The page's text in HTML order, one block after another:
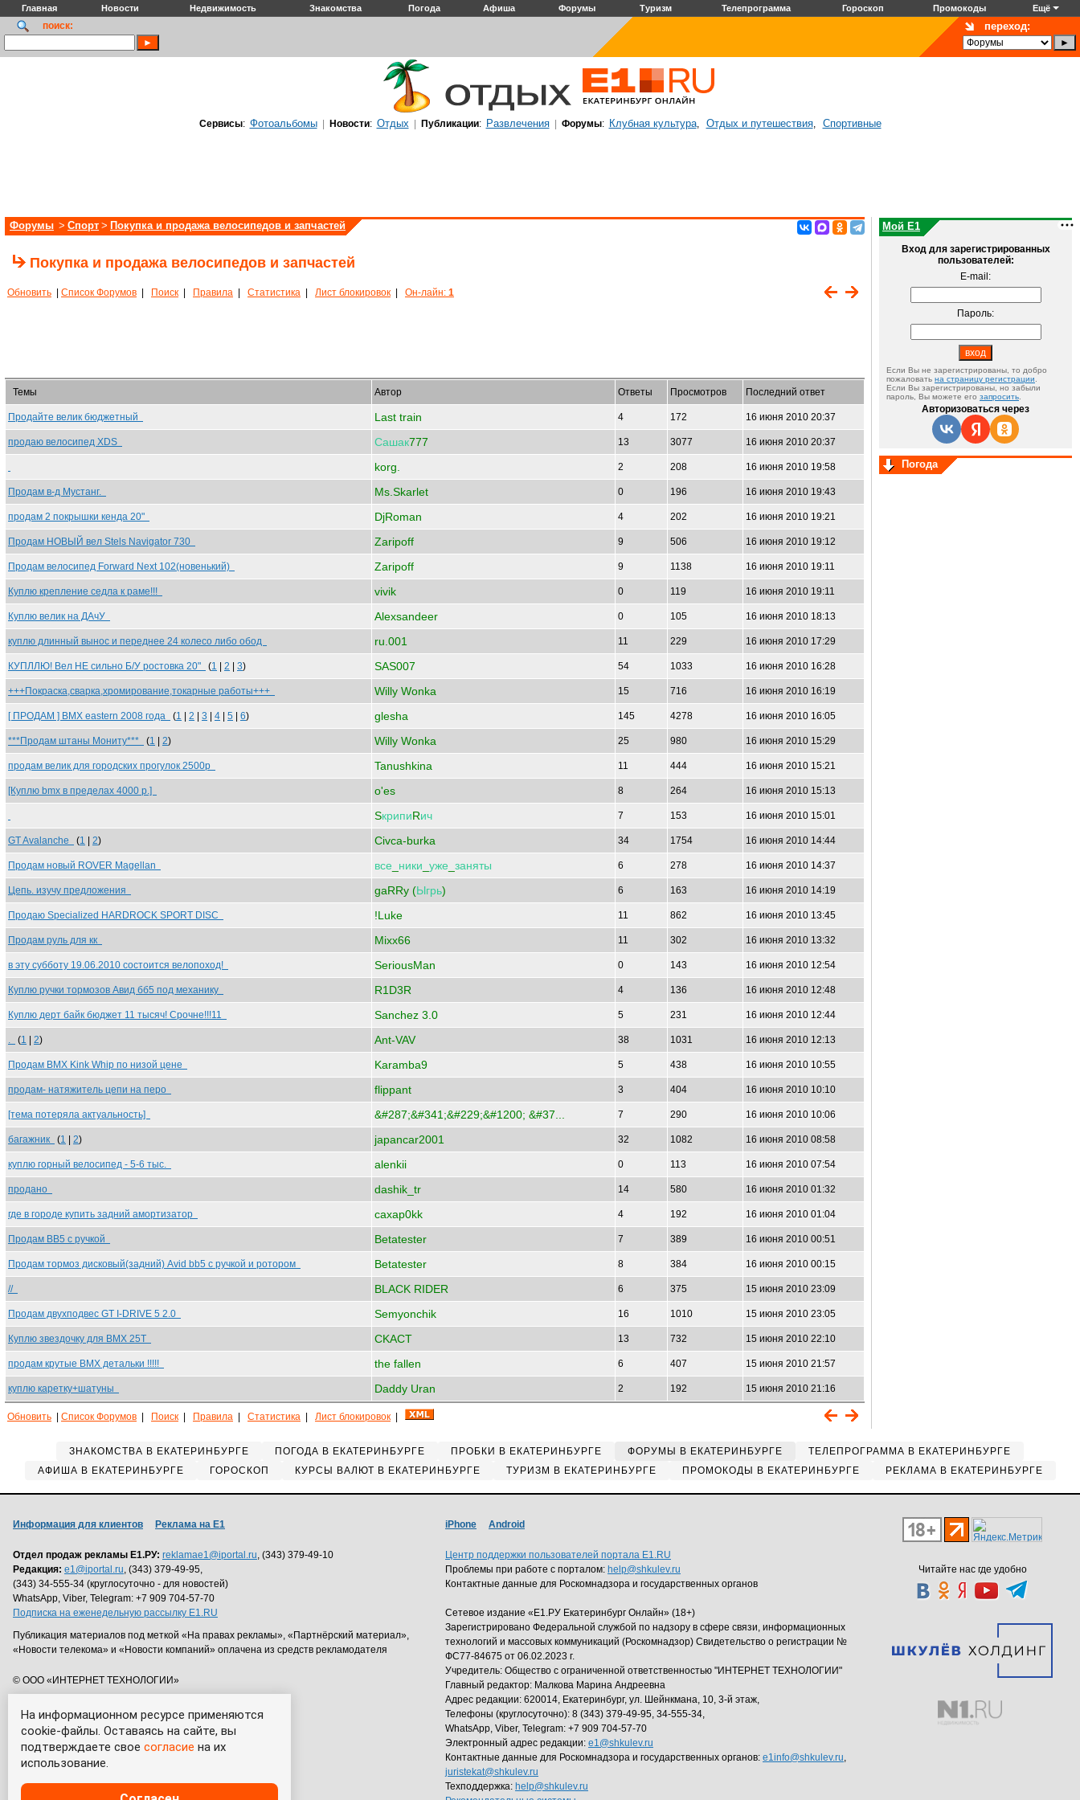
На информационном ресурсе применяются
cookie-файлы. Оставаясь на сайте, вы
подтверждаете свое согласие на их
использование.
Главная Новости Недвижимость Знакомства Погода Афиша Форумы Туризм Телепрограмма Гороскоп Промокоды Ещё
поиск: переход:
Сервисы: Фотоальбомы| Новости: Отдых| Публикации: Развлечения| Форумы: Клубная культура, Отдых и путешествия, Спортивные
Форумы > Спорт > Покупка и продажа велосипедов и запчастей
Покупка и продажа велосипедов и запчастей
Обновить Список Форумов Поиск Правила Статистика Лист блокировок Он-лайн: 1
Темы Автор Ответы Просмотров Последний ответ
Продайте велик бюджетный Last train 4 172 16 июня 2010 20:37
продаю велосипед XDS Сашак777 13 3077 16 июня 2010 20:37
korg. 2 208 16 июня 2010 19:58
Продам в-д Мустанг. Ms.Skarlet 0 196 16 июня 2010 19:43
продам 2 покрышки кенда 20" DjRoman 4 202 16 июня 2010 19:21
Продам НОВЫЙ вел Stels Navigator 730 Zaripoff 9 506 16 июня 2010 19:12
Продам велосипед Forward Next 102(новенький) Zaripoff 9 1138 16 июня 2010 19:11
Куплю крепление седла к раме!!! vivik 0 119 16 июня 2010 19:11
Куплю велик на ДАчУ Alexsandeer 0 105 16 июня 2010 18:13
куплю длинный вынос и переднее 24 колесо либо обод ru.001 11 229 16 июня 2010 17:29
КУПЛЛЮ! Вел НЕ сильно Б/У ростовка 20" (1 2 3) SAS007 54 1033 16 июня 2010 16:28
+++Покраска,сварка,хромирование,токарные работы+++ Willy Wonka 15 716 16 июня 2010 16:19
[ ПРОДАМ ] BMX eastern 2008 года (1 2 3 4 5 6) glesha 145 4278 16 июня 2010 16:05
***Продам штаны Мониту*** (1 2) Willy Wonka 25 980 16 июня 2010 15:29
продам велик для городских прогулок 2500р Tanushkina 11 444 16 июня 2010 15:21
[Куплю bmx в пределах 4000 р.] o'es 8 264 16 июня 2010 15:13
SкрипиRич 7 153 16 июня 2010 15:01
GT Avalanche (1 2) Civca-burka 34 1754 16 июня 2010 14:44
Продам новый ROVER Magellan все ники уже заняты 6 278 16 июня 2010 14:37
Цепь. изучу предложения gaRRy (Ыгрь) 6 163 16 июня 2010 14:19
Продаю Specialized HARDROCK SPORT DISC !Luke 11 862 16 июня 2010 13:45
Продам руль для кк Mixx66 11 302 16 июня 2010 13:32
в эту субботу 19.06.2010 состоится велопоход! SeriousMan 0 143 16 июня 2010 12:54
Куплю ручки тормозов Авид бб5 под механику R1D3R 4 136 16 июня 2010 12:48
Куплю дерт байк бюджет 11 тысяч! Срочне!!!11 Sanchez 3.0 5 231 16 июня 2010 12:44
. (1 2) Ant-VAV 38 1031 16 июня 2010 12:13
Продам BMX Kink Whip по низой цене Karamba9 5 438 16 июня 2010 10:55
продам- натяжитель цепи на перо flippant 3 404 16 июня 2010 10:10
[тема потеряла актуальность] &#287;&#341;&#229;&#1200; &#37... 7 290 16 июня 2010 10:06
багажник (1 2) japancar2001 32 1082 16 июня 2010 08:58
куплю горный велосипед - 5-6 тыс. alenkii 0 113 16 июня 2010 07:54
продано dashik_tr 14 580 16 июня 2010 01:32
где в городе купить задний амортизатор caxap0kk 4 192 16 июня 2010 01:04
Продам BB5 с ручкой Betatester 7 389 16 июня 2010 00:51
Продам тормоз дисковый(задний) Avid bb5 c ручкой и ротором Betatester 8 384 16 июня 2010 00:15
// BLACK RIDER 6 375 15 июня 2010 23:09
Продам двухподвес GT I-DRIVE 5 2.0 Semyonchik 16 1010 15 июня 2010 23:05
Куплю звездочку для BMX 25T CKACT 13 732 15 июня 2010 22:10
продам крутые BMX детальки !!!!! the fallen 6 407 15 июня 2010 21:57
куплю каретку+шатуны Daddy Uran 2 192 15 июня 2010 21:16
Обновить Список Форумов Поиск Правила Статистика Лист блокировок
Мой E1
Вход для зарегистрированных
пользователей:
E-mail:
Пароль:
Если Вы не зарегистрированы, то добро
пожаловать на страницу регистрации
Если Вы зарегистрированы, но забыли
пароль, Вы можете его запросить
Авторизоваться через
Погода
ЗНАКОМСТВА В ЕКАТЕРИНБУРГЕ ПОГОДА В ЕКАТЕРИНБУРГЕ ПРОБКИ В ЕКАТЕРИНБУРГЕ ФОРУМЫ В ЕКАТЕРИНБУРГЕ
ТЕЛЕПРОГРАММА В ЕКАТЕРИНБУРГЕ
АФИША В ЕКАТЕРИНБУРГЕ
ГОРОСКОП КУРСЫ ВАЛЮТ В ЕКАТЕРИНБУРГЕ ТУРИЗМ В ЕКАТЕРИНБУРГЕ ПРОМОКОДЫ В ЕКАТЕРИНБУРГЕ РЕКЛАМА В ЕКАТЕРИНБУРГЕ
Читайте нас где удобно
Информация для клиентов Реклама на Е1
Отдел продаж рекламы Е1.РУ: reklamae1@iportal.ru, (343) 379-49-10
Редакция: e1@iportal.ru, (343) 379-49-95,
(343) 34-555-34 (круглосуточно - для новостей)
WhatsApp, Viber, Telegram: +7 909 704-57-70
Подписка на еженедельную рассылку E1.RU
Публикация материалов под меткой «На правах рекламы», «Партнёрский материал»,
«Новости телекома» и «Новости компаний» оплачена из средств рекламодателя
© ООО «ИНТЕРНЕТ ТЕХНОЛОГИИ»
iPhone Android
Центр поддержки пользователей портала E1.RU
Проблемы при работе с порталом: help@shkulev.ru
Контактные данные для Роскомнадзора и государственных органов
Сетевое издание «Е1.РУ Екатеринбург Онлайн» (18+)
Зарегистрировано Федеральной службой по надзору в сфере связи, информационных
технологий и массовых коммуникаций (Роскомнадзор) Свидетельство о регистрации №
ФС77-84675 от 06.02.2023 г.
Учредитель: Общество с ограниченной ответственностью "ИНТЕРНЕТ ТЕХНОЛОГИИ"
Главный редактор: Малкова Марина Андреевна
Адрес редакции: 620014, Екатеринбург, ул. Шейнкмана, 10, 3-й этаж,
Телефоны (круглосуточно): 8 (343) 379-49-95, 34-555-34,
WhatsApp, Viber, Telegram: +7 909 704-57-70
Электронный адрес редакции: e1@shkulev.ru
Контактные данные для Роскомнадзора и государственных органов: e1info@shkulev.ru,
juristekat@shkulev.ru
Техподдержка: help@shkulev.ru